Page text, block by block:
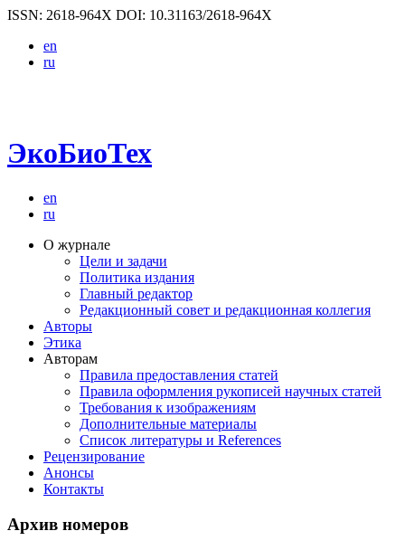
ISSN: 2618-964X DOI: 10.31163/2618-964X
en
ru
ЭкоБиоТех
en
ru
О журнале
Цели и задачи
Политика издания
Главный редактор
Редакционный совет и редакционная коллегия
Авторы
Этика
Авторам
Правила предоставления статей
Правила оформления рукописей научных статей
Требования к изображениям
Дополнительные материалы
Список литературы и References
Рецензирование
Анонсы
Контакты
Архив номеров